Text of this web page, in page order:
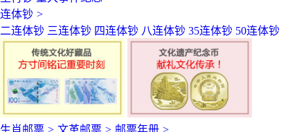
连体钞 >
二连体钞 三连体钞 四连体钞 八连体钞 35连体钞 50连体钞